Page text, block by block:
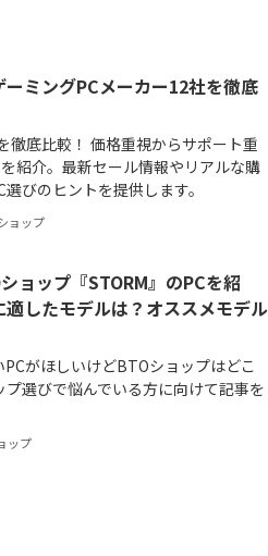
ーミングPCメーカー12社を徹底
徹底比較！ 価格重視からサポート重
紹介。最新セール情報やリアルな購
びのヒントを提供します。
ョップ
ョップ『STORM』のPCを紹
したモデルは？オススメモデル
がほしいけどBTOショップはどこ
選びで悩んでいる方に向けて記事を
ップ